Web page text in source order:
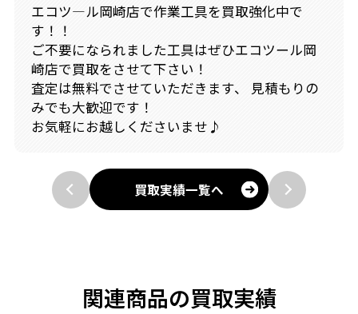
エコツ―ル岡崎店で作業工具を買取強化中で
す！！
ご不要になられました工具はぜひエコツール岡
崎店で買取をさせて下さい！
査定は無料でさせていただきます、 見積もりの
みでも大歓迎です！
お気軽にお越しくださいませ♪
買取実績一覧へ
関連商品の買取実績